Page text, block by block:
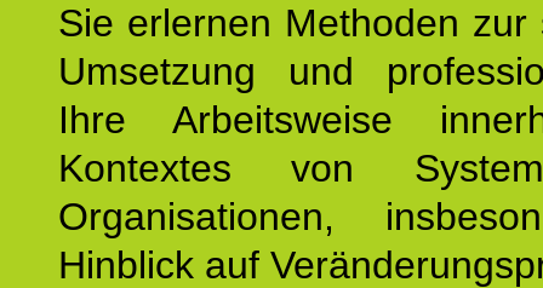
Sie erlernen Methoden zur
Umsetzung und
Ihre Arbeitsweise
Kontextes von
Organisationen,
Hinblick auf